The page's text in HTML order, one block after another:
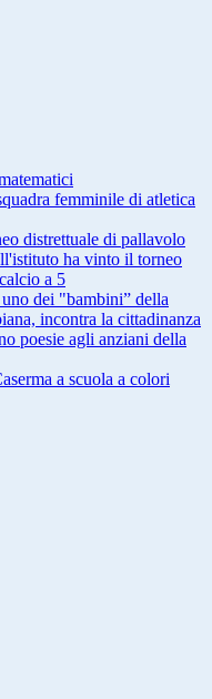
femminile di atletica
distrettuale di pallavolo
ha vinto il torneo
a 5
dei "bambini” della
incontra la cittadinanza
poesie agli anziani della
a scuola a colori